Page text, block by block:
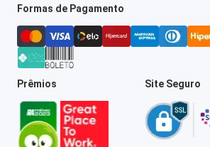
Formas de Pagamento
Prêmios Site Seguro